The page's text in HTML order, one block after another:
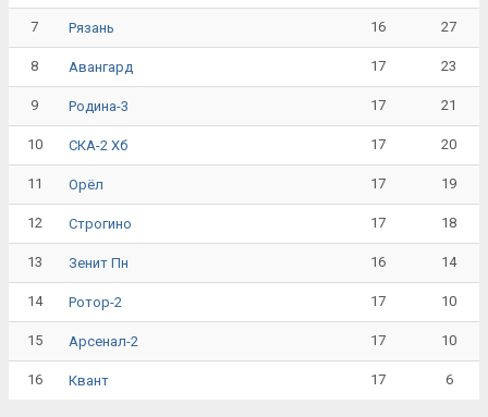
7 Рязань 16 27
8 Авангард 17 23
9 Родина-3 17 21
10 СКА-2 Хб 17 20
11 Орёл 17 19
12 Строгино 17 18
13 Зенит Пн 16 14
14 Ротор-2 17 10
15 Арсенал-2 17 10
16 Квант 17 6